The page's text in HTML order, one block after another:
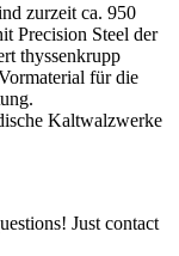
zurzeit ca. 950
Precision Steel der
thyssenkrupp
für die
Kaltwalzwerke
Just contact